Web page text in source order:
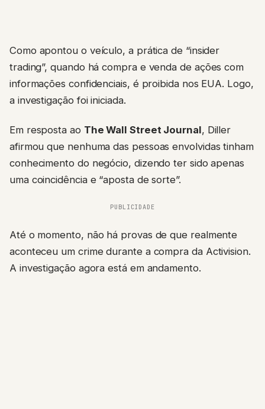
Como apontou o veículo, a prática de “insider
trading”, quando há compra e venda de ações com
informações confidenciais, é proibida nos EUA. Logo,
a investigação foi iniciada.
Em resposta ao The Wall Street Journal, Diller
afirmou que nenhuma das pessoas envolvidas tinham
conhecimento do negócio, dizendo ter sido apenas
uma coincidência e “aposta de sorte”.
PUBLICIDADE
Até o momento, não há provas de que realmente
aconteceu um crime durante a compra da Activision.
A investigação agora está em andamento.